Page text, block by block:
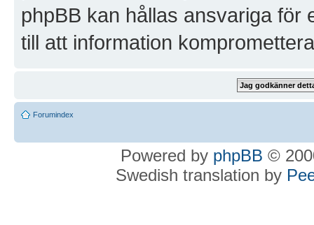
phpBB kan hållas ansvariga för
till att information
Forumindex
Powered by phpBB ©
Swedish translation by